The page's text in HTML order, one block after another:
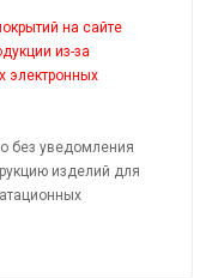
на сайте
из-за
электронных
без уведомления
изделий для